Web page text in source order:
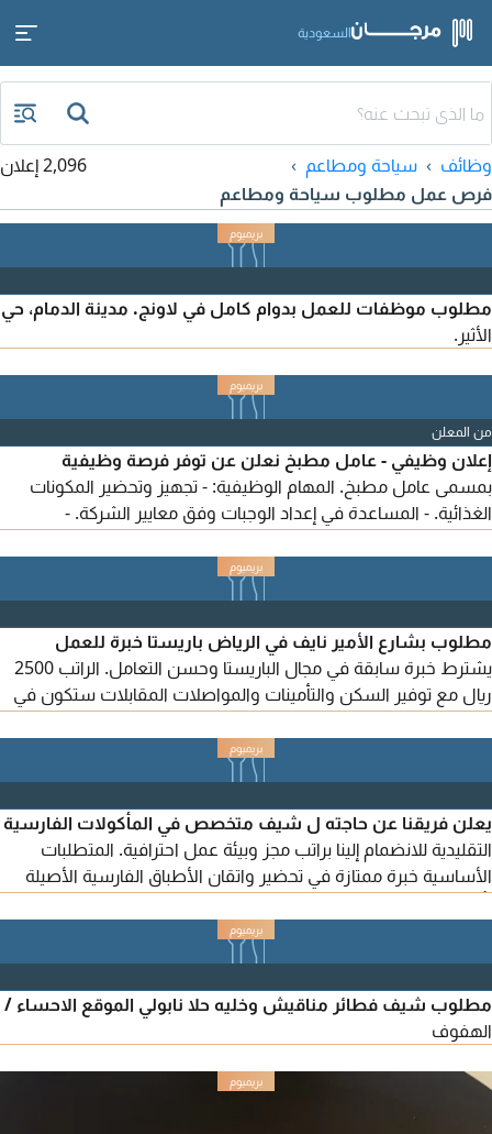
السعودية
وظائف
سياحة ومطاعم
فرص عمل مطلوب سياحة ومطاعم
2,096 إعلان
مطلوب موظفات للعمل بدوام كامل في لاونج. مدينة الدمام، حي
الأثير.
من المعلن
إعلان وظيفي - عامل مطبخ نعلن عن توفر فرصة وظيفية
بمسمى عامل مطبخ. المهام الوظيفية: - تجهيز وتحضير المكونات
الغذائية. - المساعدة في إعداد الوجبات وفق معايير الشركة. -
السلامة والصحة الغذائية. - تنفيذ المهام الأخرى ذات العلاقة حسب
توجيهات مشرف الفرع. الشروط: - الجدية والانضباط والالتزام بأوقات
مطلوب بشارع الأمير نايف‎ في الرياض باريستا خبرة للعمل
يشترط خبرة سابقة في مجال الباريستا وحسن التعامل. الراتب 2500
ريال مع توفير السكن والتأمينات والمواصلات المقابلات ستكون في
يعلن فريقنا عن حاجته ل شيف متخصص في المأكولات الفارسية
التقليدية للانضمام إلينا براتب مجز وبيئة عمل احترافية. المتطلبات
الأساسية خبرة ممتازة في تحضير واتقان الأطباق الفارسية الأصيلة
والتقديم بالمذاق الشيرازي الأصلي. الالتزام التام بمعايير النظافة
والسلامة الغذائية وتنظيم المطبخ
مطلوب شيف فطائر مناقيش وخليه حلا نابولي الموقع الاحساء /
الهفوف